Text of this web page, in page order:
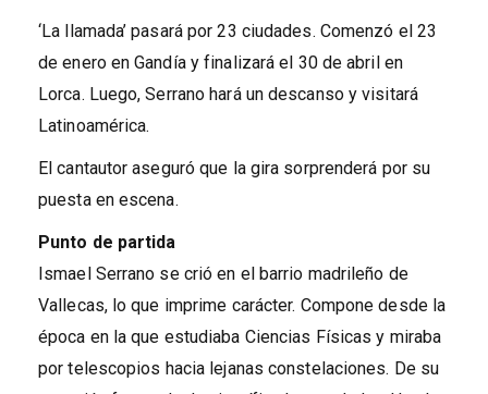
‘La llamada’ pasará por 23 ciudades. Comenzó el 23
de enero en Gandía y finalizará el 30 de abril en
Lorca. Luego, Serrano hará un descanso y visitará
Latinoamérica.
El cantautor aseguró que la gira sorprenderá por su
puesta en escena.
Punto de partida
Ismael Serrano se crió en el barrio madrileño de
Vallecas, lo que imprime carácter. Compone desde la
época en la que estudiaba Ciencias Físicas y miraba
por telescopios hacia lejanas constelaciones. De su